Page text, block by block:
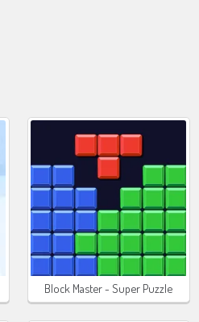
Block Master - Super Puzzle